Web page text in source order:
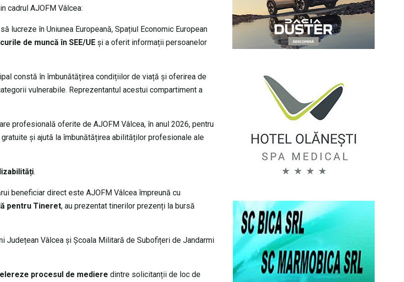
cadrul AJOFM Vâlcea:
lucreze în Uniunea Europeană, Spațiul Economic European
de muncă în SEE/UE și a oferit informații persoanelor
constă în îmbunătățirea condițiilor de viață și oferirea de
vulnerabile. Reprezentantul acestui compartiment a
profesională oferite de AJOFM Vâlcea, în anul 2026, pentru
și ajută la îmbunătățirea abilităților profesionale ale
.
beneficiar direct este AJOFM Vâlcea împreună cu
pentru Tineret, au prezentat tinerilor prezenți la bursă
Județean Vâlcea și Școala Militară de Subofițeri de Jandarmi
procesul de mediere dintre solicitanții de loc de